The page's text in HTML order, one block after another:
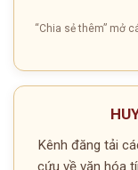
“Chia sẻ thêm” mở
Kênh đăng tải
cứu về văn hóa